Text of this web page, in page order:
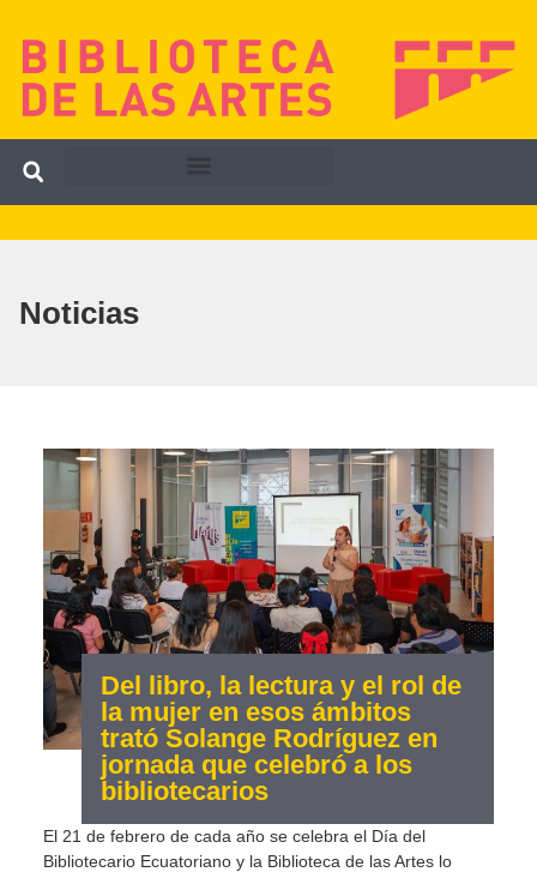
Noticias
Del libro, la lectura y el rol de
la mujer en esos ámbitos
trató Solange Rodríguez en
jornada que celebró a los
bibliotecarios
El 21 de febrero de cada año se celebra el Día del
Bibliotecario Ecuatoriano y la Biblioteca de las Artes lo